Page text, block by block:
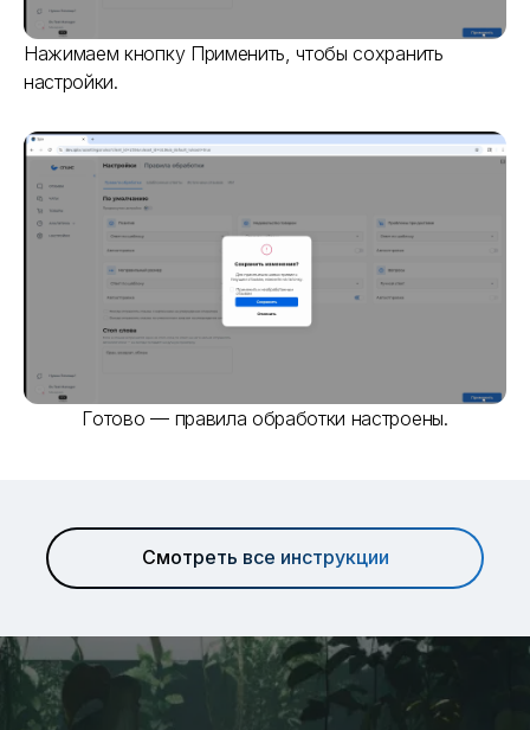
Нажимаем кнопку Применить, чтобы сохранить
настройки.
Готово — правила обработки настроены.
Смотреть все инструкции